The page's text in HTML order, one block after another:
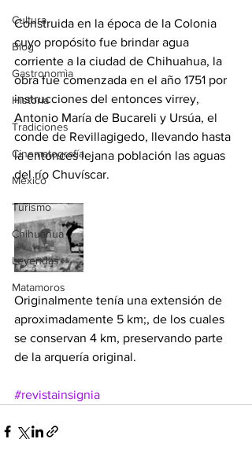
Cultura
Blog
Gastronomìa
Historia
Tradiciones
Cinematografía
México
Turismo
Chihuahua
Leyendas
Matamoros
Construida en la época de la Colonia
cuyo propósito fue brindar agua
corriente a la ciudad de Chihuahua, la
obra fue comenzada en el año 1751 por
instrucciones del entonces virrey,
Antonio María de Bucareli y Ursúa, el
conde de Revillagigedo, llevando hasta
la entonces lejana población las aguas
del río Chuvíscar.
Originalmente tenía una extensión de
aproximadamente 5 km;, de los cuales
se conservan 4 km, preservando parte
de la arquería original.
#revistainsignia